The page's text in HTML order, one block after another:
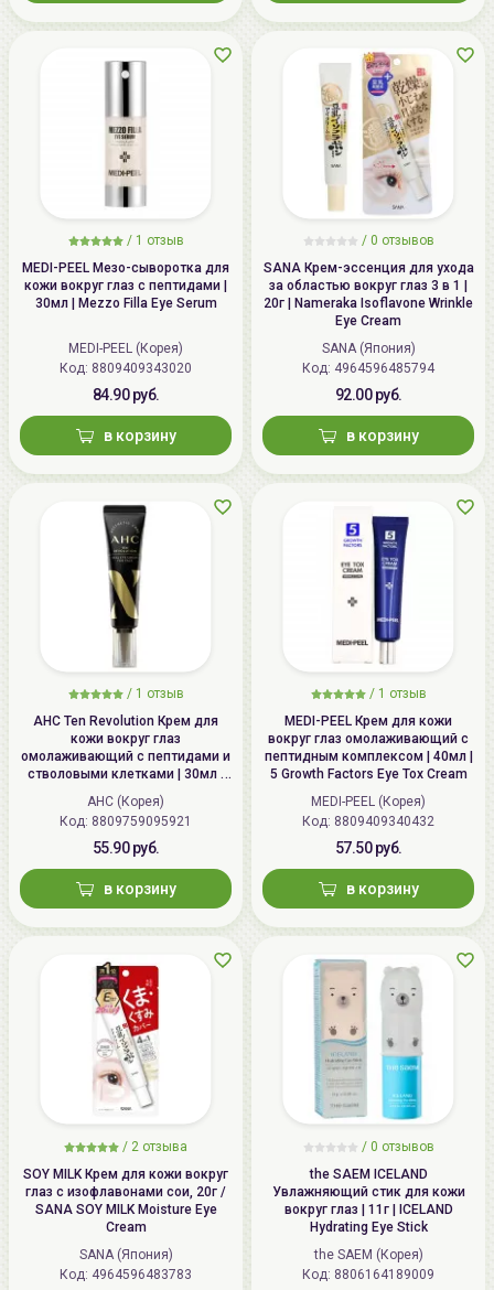
/ 1 отзыв
MEDI-PEEL Мезо-сыворотка для
кожи вокруг глаз с пептидами |
30мл | Mezzo Filla Eye Serum
MEDI-PEEL (Корея)
Код: 8809409343020
84.90 руб.
в корзину
/ 0 отзывов
SANA Крем-эссенция для ухода
за областью вокруг глаз 3 в 1 |
20г | Nameraka Isoflavone Wrinkle
Eye Cream
SANA (Япония)
Код: 4964596485794
92.00 руб.
в корзину
/ 1 отзыв
AHC Ten Revolution Крем для
кожи вокруг глаз
омолаживающий с пептидами и
стволовыми клетками | 30мл |
Ten Revolution Real Eye Cream
For Face
AHC (Корея)
Код: 8809759095921
55.90 руб.
в корзину
/ 1 отзыв
MEDI-PEEL Крем для кожи
вокруг глаз омолаживающий с
пептидным комплексом | 40мл |
5 Growth Factors Eye Tox Cream
MEDI-PEEL (Корея)
Код: 8809409340432
57.50 руб.
в корзину
/ 2 отзыва
SOY MILK Крем для кожи вокруг
глаз с изофлавонами сои, 20г /
SANA SOY MILK Moisture Eye
Cream
SANA (Япония)
Код: 4964596483783
/ 0 отзывов
the SAEM ICELAND
Увлажняющий стик для кожи
вокруг глаз | 11г | ICELAND
Hydrating Eye Stick
the SAEM (Корея)
Код: 8806164189009